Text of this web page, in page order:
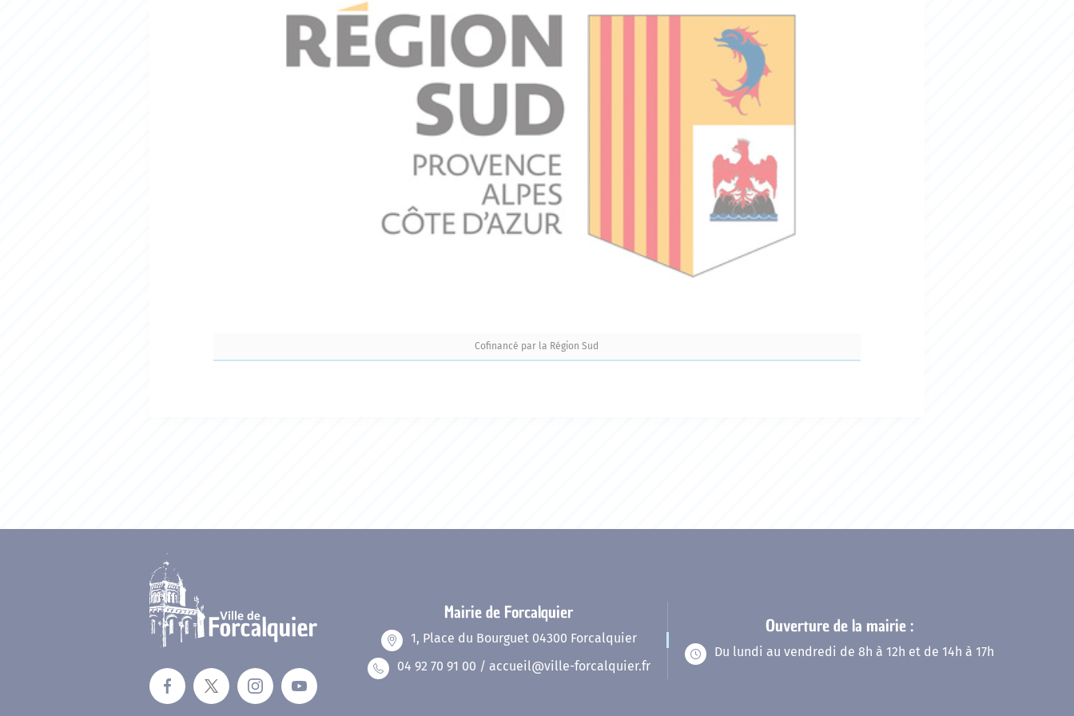
Cofinancé par la Région Sud
Mairie de Forcalquier
1, Place du Bourguet 04300 Forcalquier
04 92 70 91 00 / accueil@ville-forcalquier.fr
Ouverture de la mairie :
Du lundi au vendredi de 8h à 12h et de 14h à 17h